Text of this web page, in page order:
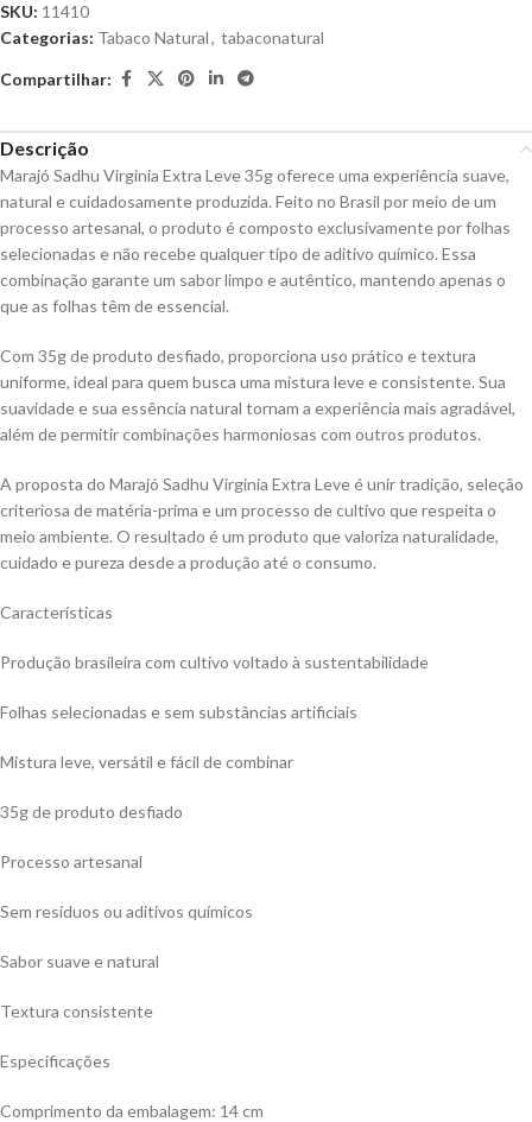
SKU: 11410
Categorias: Tabaco Natural, tabaconatural
Compartilhar:
Descrição
Marajó Sadhu Virginia Extra Leve 35g oferece uma experiência suave,
natural e cuidadosamente produzida. Feito no Brasil por meio de um
processo artesanal, o produto é composto exclusivamente por folhas
selecionadas e não recebe qualquer tipo de aditivo químico. Essa
combinação garante um sabor limpo e autêntico, mantendo apenas o
que as folhas têm de essencial.
Com 35g de produto desfiado, proporciona uso prático e textura
uniforme, ideal para quem busca uma mistura leve e consistente. Sua
suavidade e sua essência natural tornam a experiência mais agradável,
além de permitir combinações harmoniosas com outros produtos.
A proposta do Marajó Sadhu Virginia Extra Leve é unir tradição, seleção
criteriosa de matéria-prima e um processo de cultivo que respeita o
meio ambiente. O resultado é um produto que valoriza naturalidade,
cuidado e pureza desde a produção até o consumo.
Características
Produção brasileira com cultivo voltado à sustentabilidade
Folhas selecionadas e sem substâncias artificiais
Mistura leve, versátil e fácil de combinar
35g de produto desfiado
Processo artesanal
Sem resíduos ou aditivos químicos
Sabor suave e natural
Textura consistente
Especificações
Comprimento da embalagem: 14 cm